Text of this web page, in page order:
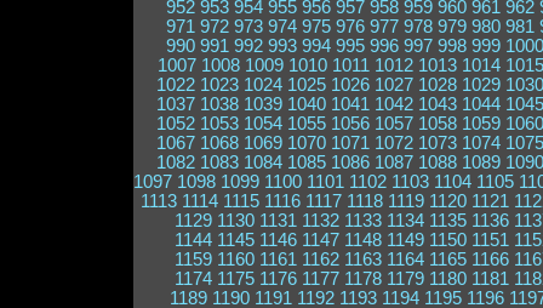
952 953 954 955 956 957 958 959 960 961 962
971 972 973 974 975 976 977 978 979 980 981
990 991 992 993 994 995 996 997 998 999 1000
1007 1008 1009 1010 1011 1012 1013 1014 1015
1022 1023 1024 1025 1026 1027 1028 1029 1030
1037 1038 1039 1040 1041 1042 1043 1044 1045
1052 1053 1054 1055 1056 1057 1058 1059 1060
1067 1068 1069 1070 1071 1072 1073 1074 1075
1082 1083 1084 1085 1086 1087 1088 1089 1090
1097 1098 1099 1100 1101 1102 1103 1104 1105
1113 1114 1115 1116 1117 1118 1119 1120 1121
1129 1130 1131 1132 1133 1134 1135 1136
1144 1145 1146 1147 1148 1149 1150 1151
1159 1160 1161 1162 1163 1164 1165 1166
1174 1175 1176 1177 1178 1179 1180 1181
1189 1190 1191 1192 1193 1194 1195 1196